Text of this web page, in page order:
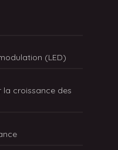
(LED)
la croissance des